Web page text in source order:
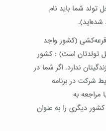
شما باید نام
قرعه‌کشی (کشور واجد
تولدتان است) : کشور
ندارد. اگر شما در
شرکت در برنامه
مراجعه به
دیگری را به عنوان